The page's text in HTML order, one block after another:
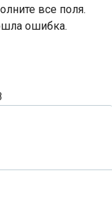
все поля.
ошибка.